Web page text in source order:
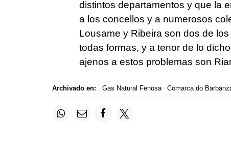
distintos departamentos y que la
a los concellos y a numerosos
Lousame y Ribeira son dos de
todas formas, y a tenor de lo
ajenos a estos problemas son
Archivado en: Gas Natural Fenosa Comarca do